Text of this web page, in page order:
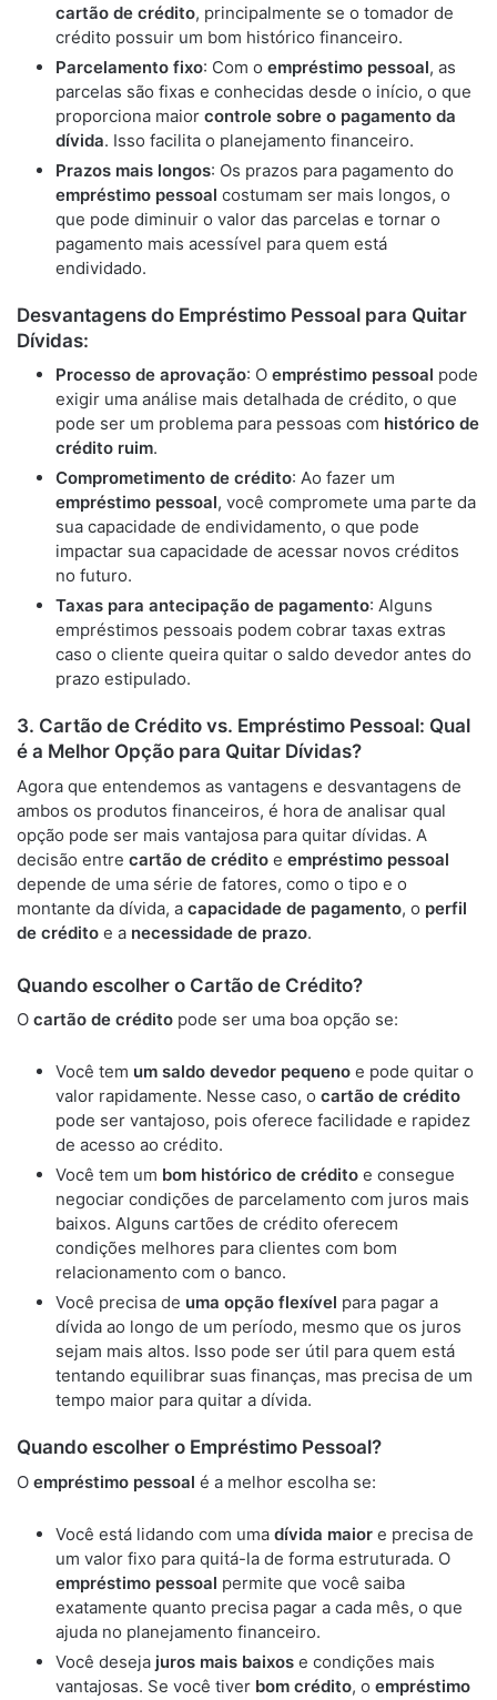
cartão de crédito, principalmente se o tomador de
crédito possuir um bom histórico financeiro.
Parcelamento fixo: Com o empréstimo pessoal, as
parcelas são fixas e conhecidas desde o início, o que
proporciona maior controle sobre o pagamento da
dívida. Isso facilita o planejamento financeiro.
Prazos mais longos: Os prazos para pagamento do
empréstimo pessoal costumam ser mais longos, o
que pode diminuir o valor das parcelas e tornar o
pagamento mais acessível para quem está
endividado.
Desvantagens do Empréstimo Pessoal para Quitar
Dívidas:
Processo de aprovação: O empréstimo pessoal pode
exigir uma análise mais detalhada de crédito, o que
pode ser um problema para pessoas com histórico de
crédito ruim.
Comprometimento de crédito: Ao fazer um
empréstimo pessoal, você compromete uma parte da
sua capacidade de endividamento, o que pode
impactar sua capacidade de acessar novos créditos
no futuro.
Taxas para antecipação de pagamento: Alguns
empréstimos pessoais podem cobrar taxas extras
caso o cliente queira quitar o saldo devedor antes do
prazo estipulado.
3. Cartão de Crédito vs. Empréstimo Pessoal: Qual
é a Melhor Opção para Quitar Dívidas?
Agora que entendemos as vantagens e desvantagens de
ambos os produtos financeiros, é hora de analisar qual
opção pode ser mais vantajosa para quitar dívidas. A
decisão entre cartão de crédito e empréstimo pessoal
depende de uma série de fatores, como o tipo e o
montante da dívida, a capacidade de pagamento, o perfil
de crédito e a necessidade de prazo.
Quando escolher o Cartão de Crédito?
O cartão de crédito pode ser uma boa opção se:
Você tem um saldo devedor pequeno e pode quitar o
valor rapidamente. Nesse caso, o cartão de crédito
pode ser vantajoso, pois oferece facilidade e rapidez
de acesso ao crédito.
Você tem um bom histórico de crédito e consegue
negociar condições de parcelamento com juros mais
baixos. Alguns cartões de crédito oferecem
condições melhores para clientes com bom
relacionamento com o banco.
Você precisa de uma opção flexível para pagar a
dívida ao longo de um período, mesmo que os juros
sejam mais altos. Isso pode ser útil para quem está
tentando equilibrar suas finanças, mas precisa de um
tempo maior para quitar a dívida.
Quando escolher o Empréstimo Pessoal?
O empréstimo pessoal é a melhor escolha se:
Você está lidando com uma dívida maior e precisa de
um valor fixo para quitá-la de forma estruturada. O
empréstimo pessoal permite que você saiba
exatamente quanto precisa pagar a cada mês, o que
ajuda no planejamento financeiro.
Você deseja juros mais baixos e condições mais
vantajosas. Se você tiver bom crédito, o empréstimo